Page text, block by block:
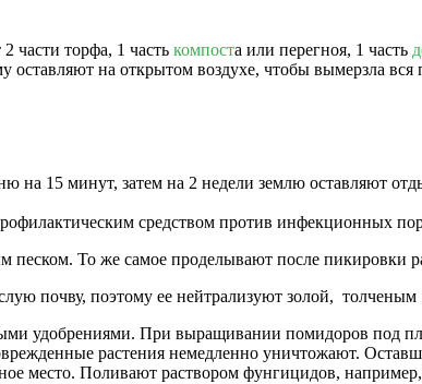
части торфа, 1 часть компоста или перегноя, 1 часть
на открытом воздухе, чтобы вымерзла
на 15 минут, затем на 2 недели землю оставляют
средством против инфекционных
песком. То же самое проделывают после пикировки
почву, поэтому ее нейтрализуют золой,
удобрениями. При выращивании помидоров под
растения немедленно уничтожают.
место. Поливают раствором фунгицидов,